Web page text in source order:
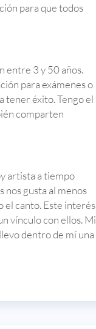
para que todos
entre 3 y 50 años.
para exámenes o
tener éxito. Tengo el
comparten
artista a tiempo
nos gusta al menos
el canto. Este interés
vínculo con ellos. Mi
dentro de mí una